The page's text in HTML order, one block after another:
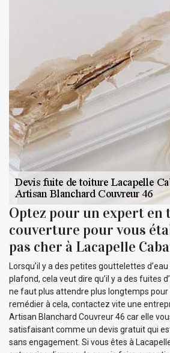
Optez pour un expert en
couverture pour vous
pas cher à Lacapelle
Lorsqu’il y a des petites gouttelettes
plafond, cela veut dire qu’il y a des fuites
ne faut plus attendre plus longtemps pour
remédier à cela, contactez vite une
Artisan Blanchard Couvreur 46 car elle
satisfaisant comme un devis gratuit qui
sans engagement. Si vous êtes à